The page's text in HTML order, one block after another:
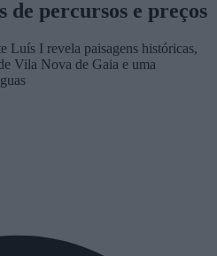
de percursos e preços
Luís I revela paisagens históricas,
Vila Nova de Gaia e uma